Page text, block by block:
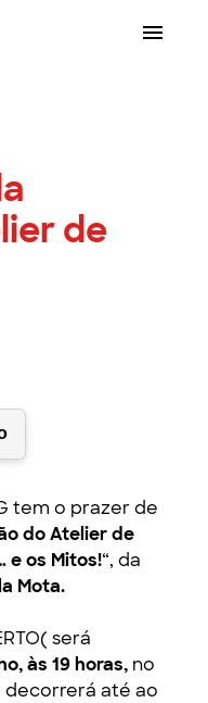
de
tem o prazer de
do Atelier de
e os Mitos!“, da
Mota.
será
às 19 horas, no
decorrerá até ao